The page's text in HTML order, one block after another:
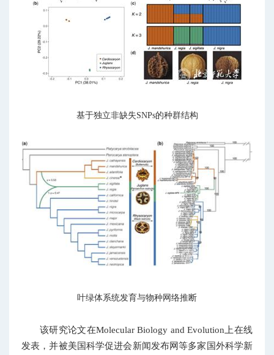
基于独立非缺失SNPs的种群结构
叶绿体系统发育与物种网络推断
该研究论文在Molecular Biology and Evolution上在线
发表，并被美国科学促进会新闻发布网等多家国外科学新